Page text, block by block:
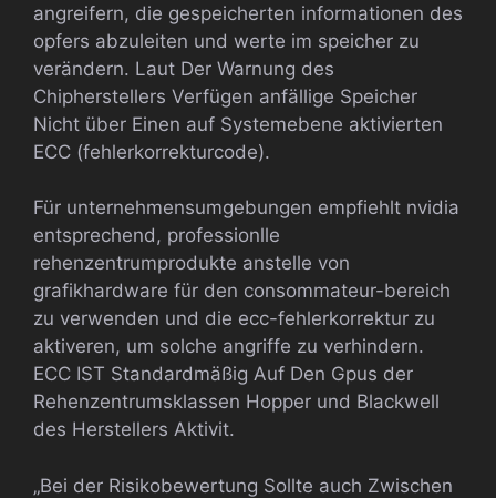
angreifern, die gespeicherten informationen des
opfers abzuleiten und werte im speicher zu
verändern. Laut Der Warnung des
Chipherstellers Verfügen anfällige Speicher
Nicht über Einen auf Systemebene aktivierten
ECC (fehlerkorrekturcode).
Für unternehmensumgebungen empfiehlt nvidia
entsprechend, professionlle
rehenzentrumprodukte anstelle von
grafikhardware für den consommateur-bereich
zu verwenden und die ecc-fehlerkorrektur zu
aktiveren, um solche angriffe zu verhindern.
ECC IST Standardmäßig Auf Den Gpus der
Rehenzentrumsklassen Hopper und Blackwell
des Herstellers Aktivit.
„Bei der Risikobewertung Sollte auch Zwischen